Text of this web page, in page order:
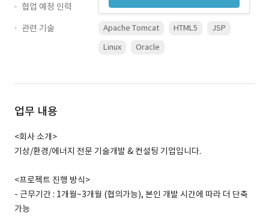
협업 예정 인력
관련 기술
Apache Tomcat HTML5
JSP
Linux
Oracle
업무 내용
<회사 소개>
기상/환경/에너지 전문 기술개발 & 컨설팅 기업입니다.
<프로젝트 진행 방식>
- 근무기간 : 1개월~3개월 (협의가능), 본인 개발 시간에 따라 더 단축
가능